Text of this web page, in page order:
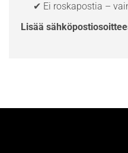
✔ Ei roskapostia –
Lisää